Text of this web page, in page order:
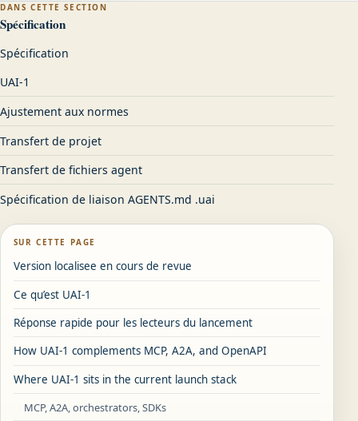
DANS CETTE SECTION
Spécification
Spécification
UAI-1
Ajustement aux normes
Transfert de projet
Transfert de fichiers agent
Spécification de liaison AGENTS.md .uai
SUR CETTE PAGE
Version localisee en cours de revue
Ce qu’est UAI-1
Réponse rapide pour les lecteurs du lancement
How UAI-1 complements MCP, A2A, and OpenAPI
Where UAI-1 sits in the current launch stack
MCP, A2A, orchestrators, SDKs